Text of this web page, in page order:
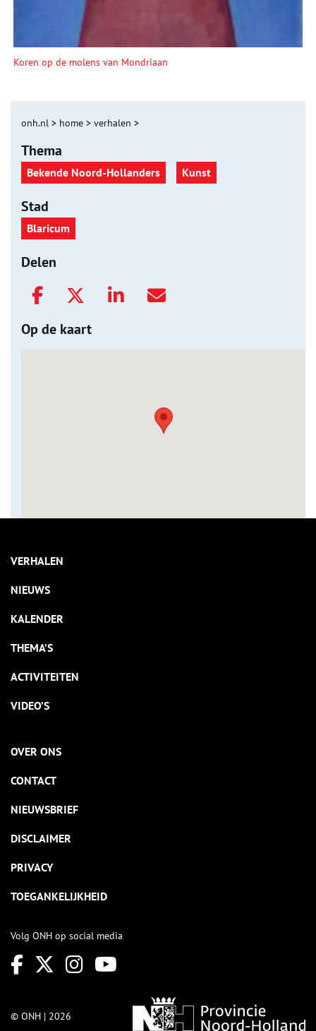
Koren op de molens van Mondriaan
onh.nl > home > verhalen >
Thema
Bekende Noord-Hollanders Kunst
Stad
Blaricum
Delen
Op de kaart
VERHALEN
NIEUWS
KALENDER
THEMA’S
ACTIVITEITEN
VIDEO’S
OVER ONS
CONTACT
NIEUWSBRIEF
DISCLAIMER
PRIVACY
TOEGANKELIJKHEID
Volg ONH op social media
© ONH | 2026